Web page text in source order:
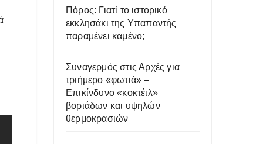
Πόρος: Γιατί το ιστορικό
εκκλησάκι της Υπαπαντής
παραμένει καμένο;
Συναγερμός στις Αρχές για
τριήμερο «φωτιά» –
Επικίνδυνο «κοκτέιλ»
βοριάδων και υψηλών
θερμοκρασιών